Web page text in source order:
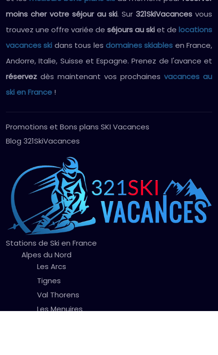
moins cher votre séjour au ski. Sur321SkiVacances vous
trouvez une offre variée de séjours au skiet de locations
vacances ski dans tous les domaines skiables en France,
Andorre, Italie, Suisse et Espagne. Prenez de l'avance et
réservez dès maintenant vos prochaines vacances au
ski en France !
Promotions et Bons plans SKI Vacances
Blog 321SkiVacances
Stations de Ski en France
Alpes du Nord
Les Arcs
Tignes
Val Thorens
Les Menuires